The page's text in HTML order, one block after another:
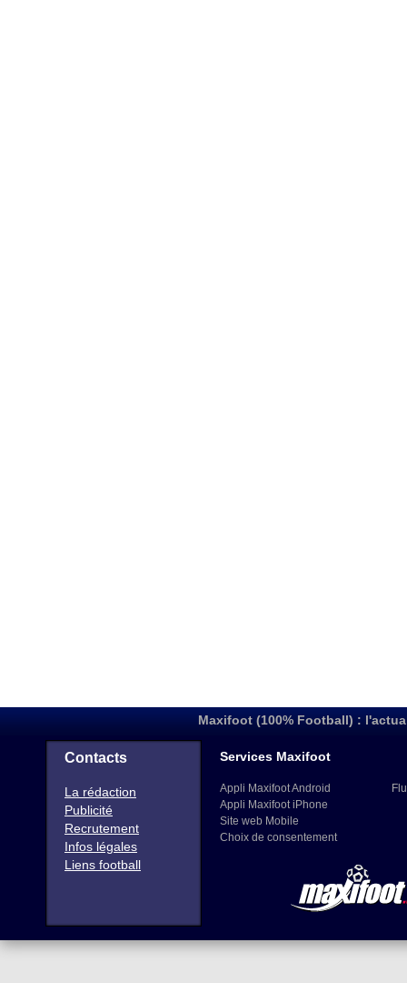
Maxifoot (100% Football) :
Contacts
La rédaction
Publicité
Recrutement
Infos légales
Liens football
Services Maxifoot
Appli Maxifoot Android
Appli Maxifoot iPhone
Site web Mobile
Choix de consentement